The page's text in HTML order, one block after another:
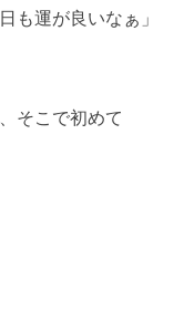
も運が良いなぁ」
そこで初めて